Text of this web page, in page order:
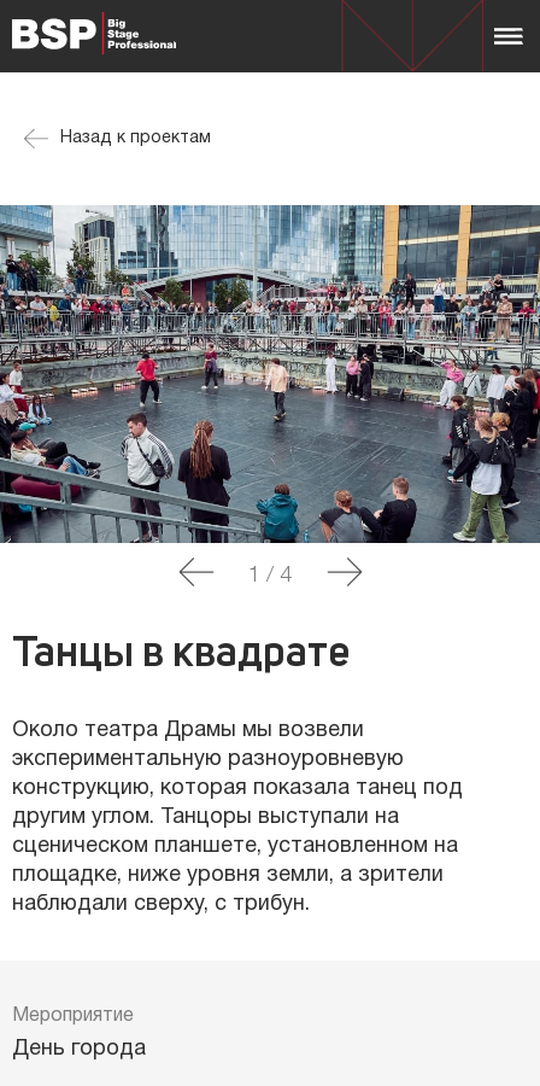
Назад к проектам
1 / 4
Танцы в квадрате
Около театра Драмы мы возвели
экспериментальную разноуровневую
конструкцию, которая показала танец под
другим углом. Танцоры выступали на
сценическом планшете, установленном на
площадке, ниже уровня земли, а зрители
наблюдали сверху, с трибун.
Мероприятие
День города